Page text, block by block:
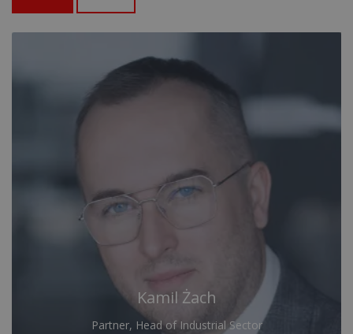
Kamil Żach
Partner, Head of Industrial Sector